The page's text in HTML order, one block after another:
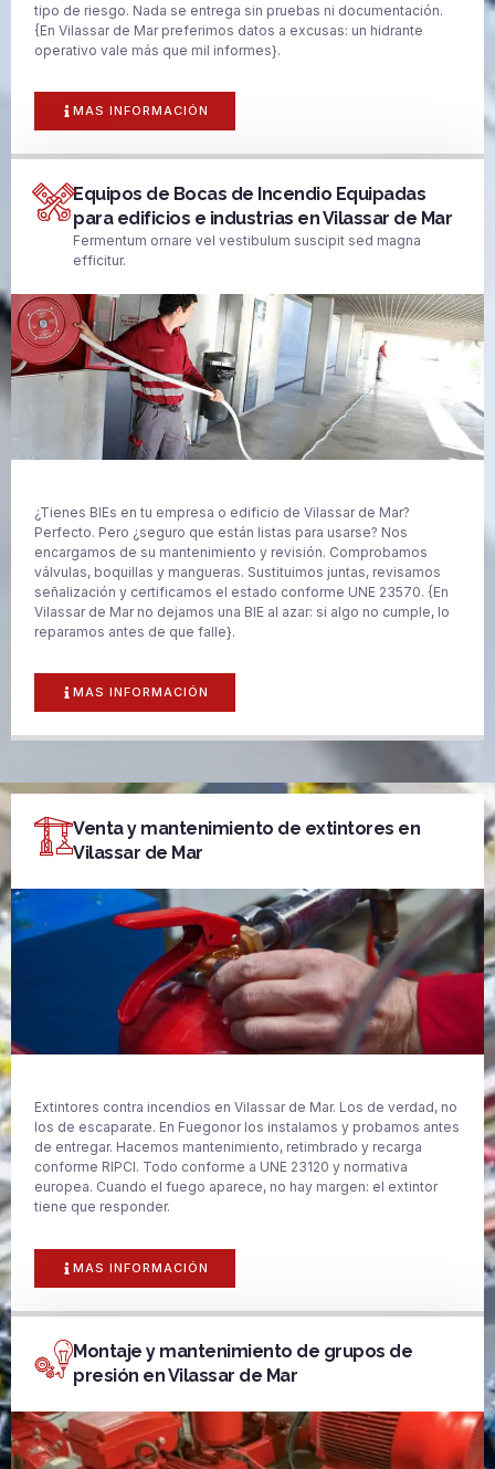
tipo de riesgo. Nada se entrega sin pruebas ni documentación.
{En Vilassar de Mar preferimos datos a excusas: un hidrante
operativo vale más que mil informes}.
MAS INFORMACIÓN
Equipos de Bocas de Incendio Equipadas
para edificios e industrias en Vilassar de Mar
Fermentum ornare vel vestibulum suscipit sed magna
efficitur.
¿Tienes BIEs en tu empresa o edificio de Vilassar de Mar?
Perfecto. Pero ¿seguro que están listas para usarse? Nos
encargamos de su mantenimiento y revisión. Comprobamos
válvulas, boquillas y mangueras. Sustituimos juntas, revisamos
señalización y certificamos el estado conforme UNE 23570. {En
Vilassar de Mar no dejamos una BIE al azar: si algo no cumple, lo
reparamos antes de que falle}.
MAS INFORMACIÓN
Venta y mantenimiento de extintores en
Vilassar de Mar
Extintores contra incendios en Vilassar de Mar. Los de verdad, no
los de escaparate. En Fuegonor los instalamos y probamos antes
de entregar. Hacemos mantenimiento, retimbrado y recarga
conforme RIPCI. Todo conforme a UNE 23120 y normativa
europea. Cuando el fuego aparece, no hay margen: el extintor
tiene que responder.
MAS INFORMACIÓN
Montaje y mantenimiento de grupos de
presión en Vilassar de Mar